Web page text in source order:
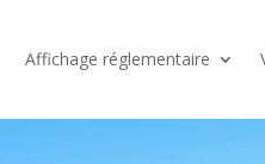
Affichage réglementaire